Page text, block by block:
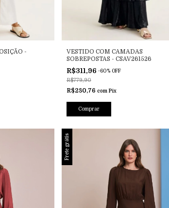
-
VESTIDO COM CAMADAS
SOBREPOSTAS - CSAV261526
R$311,96 -60% OFF
R$779,90
R$280,76 com Pix
Comprar
Frete grátis